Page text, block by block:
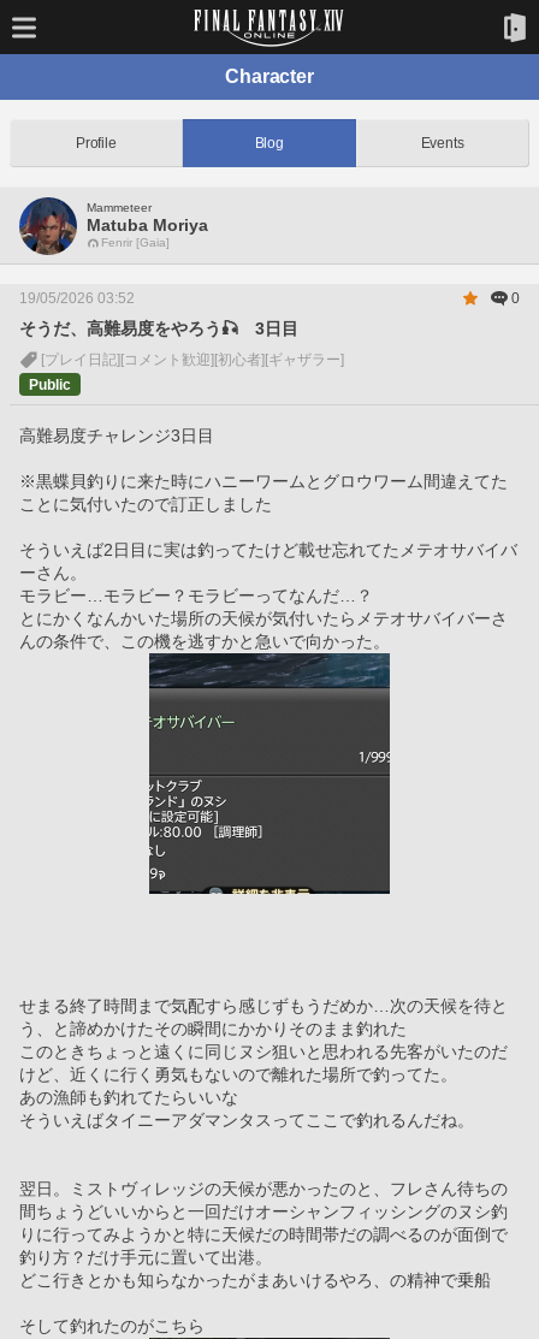
Character
Profile Blog Events
Mammeteer
Matuba Moriya
Fenrir [Gaia]
19/05/2026 03:52 0
そうだ、高難易度をやろう🎣 3日目
[プレイ日記] [コメント歓迎] [初心者] [ギャザラー]
Public
高難易度チャレンジ3日目
※黒蝶貝釣りに来た時にハニーワームとグロウワーム間違えてた
ことに気付いたので訂正しました
そういえば2日目に実は釣ってたけど載せ忘れてたメテオサバイバ
ーさん。
モラビー…モラビー？モラビーってなんだ…？
とにかくなんかいた場所の天候が気付いたらメテオサバイバーさ
んの条件で、この機を逃すかと急いで向かった。
せまる終了時間まで気配すら感じずもうだめか…次の天候を待と
う、と諦めかけたその瞬間にかかりそのまま釣れた
このときちょっと遠くに同じヌシ狙いと思われる先客がいたのだ
けど、近くに行く勇気もないので離れた場所で釣ってた。
あの漁師も釣れてたらいいな
そういえばタイニーアダマンタスってここで釣れるんだね。
翌日。ミストヴィレッジの天候が悪かったのと、フレさん待ちの
間ちょうどいいからと一回だけオーシャンフィッシングのヌシ釣
りに行ってみようかと特に天候だの時間帯だの調べるのが面倒で
釣り方？だけ手元に置いて出港。
どこ行きとかも知らなかったがまあいけるやろ、の精神で乗船
そして釣れたのがこちら